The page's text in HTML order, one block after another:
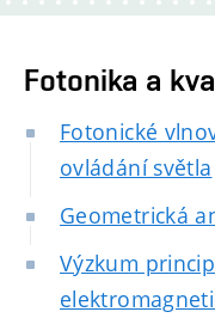
Fotonika a
Fotonické
ovládání světla
Geometrická
Výzkum